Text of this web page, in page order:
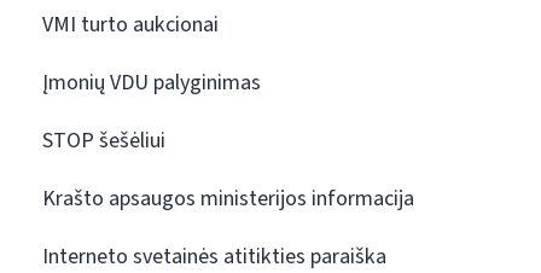
VMI turto aukcionai
Įmonių VDU palyginimas
STOP šešėliui
Krašto apsaugos ministerijos informacija
Interneto svetainės atitikties paraiška